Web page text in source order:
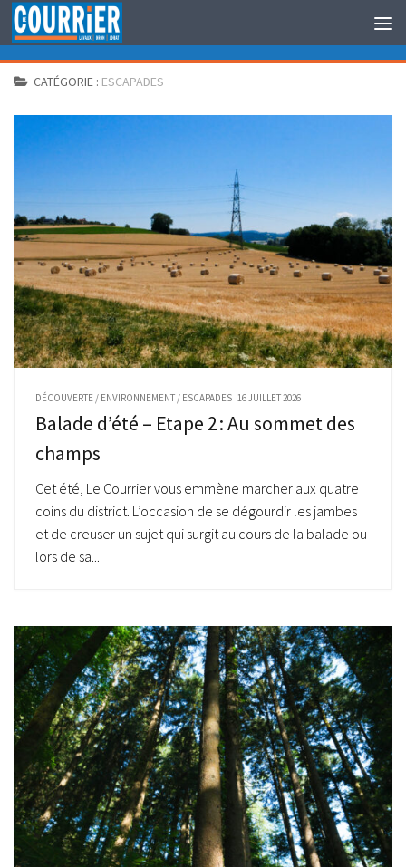
Au dessous du contenu
CATÉGORIE : ESCAPADES
DÉCOUVERTE / ENVIRONNEMENT / ESCAPADES 16 JUILLET 2026
Balade d’été – Etape 2 : Au sommet des
champs
Cet été, Le Courrier vous emmène marcher aux quatre
coins du district. L’occasion de se dégourdir les jambes
et de creuser un sujet qui surgit au cours de la balade ou
lors de sa...